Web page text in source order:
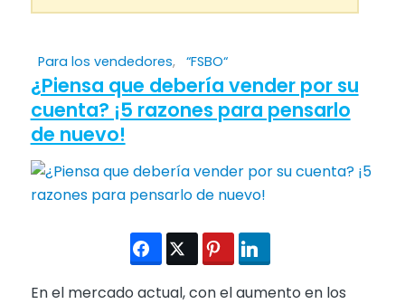
Para los vendedores, “FSBO“
¿Piensa que debería vender por su
cuenta? ¡5 razones para pensarlo
de nuevo!
En el mercado actual, con el aumento en los